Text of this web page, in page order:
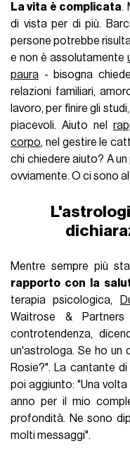
La vita è complicata.
di vista per di più.
persone potrebbe
e non è assolutamente
paura - bisogna
relazioni familiari,
lavoro, per finire gli
piacevoli. Aiuto nel
corpo, nel gestire le
chi chiedere aiuto? A
ovviamente. O ci sono
Mentre sempre più
rapporto con la
terapia psicologica,
Waitrose &
controtendenza,
un'astrologa. Se ho un
Rosie?". La cantante di
poi aggiunto: "Una
anno per il mio
profondità. Ne sono
molti messaggi".